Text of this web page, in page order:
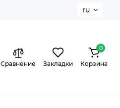
ru
Сравнение Закладки
0
Корзина